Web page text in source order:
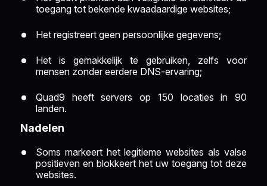
toegang tot bekende kwaadaardige websites;
Het registreert geen persoonlijke gegevens;
Het is gemakkelijk te gebruiken, zelfs voor
mensen zonder eerdere DNS-ervaring;
Quad9 heeft servers op 150 locaties in 90
landen.
Nadelen
Soms markeert het legitieme websites als valse
positieven en blokkeert het uw toegang tot deze
websites.